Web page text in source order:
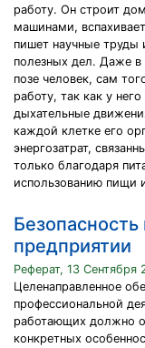
работу. Он строит
машинами,
пишет научные труды
полезных дел. Даже в
позе человек, сам
работу, так как у
дыхательные
каждой клетке его
энергозатрат,
только благодаря
использованию пищи
предприятии
Реферат, 13 Сентября
Целенаправленное
профессиональной
работающих должно
конкретных